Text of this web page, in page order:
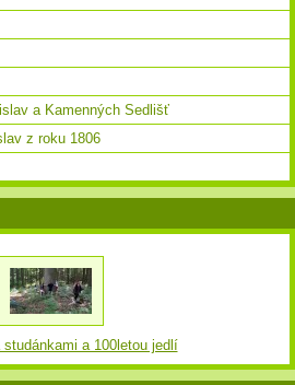
a Kamenných Sedlišť
z roku 1806
a 100letou jedlí